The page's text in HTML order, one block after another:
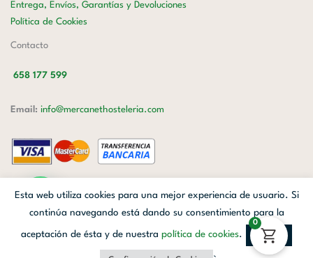
Entrega, Envíos, Garantías y Devoluciones
Política de Cookies
Contacto
658 177 599
Email: info@mercanethosteleria.com
Mercanet © 2026.| Diseñado porAvanzada Digital| Webmaster
Facebook Linkedin Instagram
Esta web utiliza cookies para una mejor experiencia de usuario. Si
continúa navegando está dando su consentimiento para la
aceptación de ésta y de nuestra política de cookies. Aceptar
0